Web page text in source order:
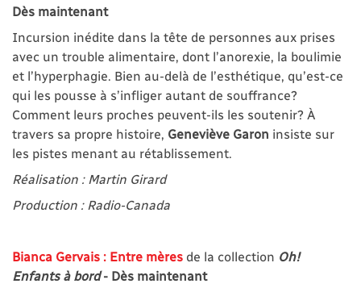
Dès maintenant
Incursion inédite dans la tête de personnes aux prises
avec un trouble alimentaire, dont l’anorexie, la boulimie
et l’hyperphagie. Bien au-delà de l’esthétique, qu’est-ce
qui les pousse à s’infliger autant de souffrance?
Comment leurs proches peuvent-ils les soutenir? À
travers sa propre histoire, Geneviève Garon insiste sur
les pistes menant au rétablissement.
Réalisation : Martin Girard
Production : Radio-Canada
Bianca Gervais : Entre mères de la collection Oh!
Enfants à bord- Dès maintenant